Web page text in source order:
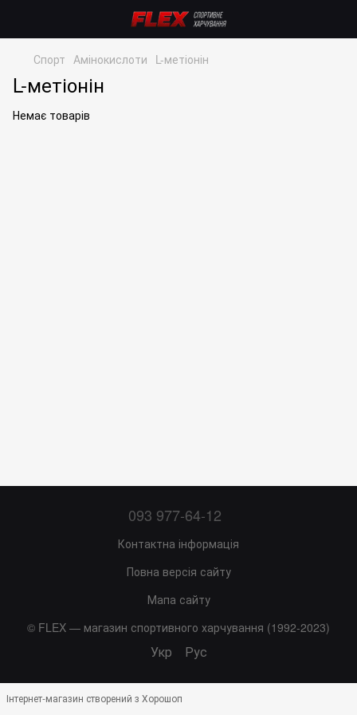
Спорт Амінокислоти L-метіонін
L-метіонін
Немає товарів
093 977-64-12
Контактна інформація
Повна версія сайту
Мапа сайту
© FLEX — магазин спортивного харчування (1992-2023)
Укр Рус
Інтернет-магазин створений з Хорошоп